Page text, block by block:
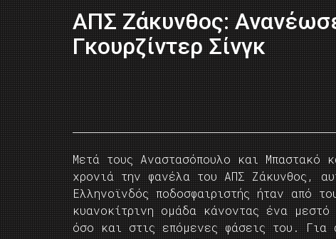
ΑΠΣ Ζάκυνθος:
Γκουρζίντερ Σίνγκ
Mετά τους Αναστασόπουλο και
χρονιά την φανέλα του ΑΠΣ Ζάκυνθος,
Ελληνοϊνδός ποδοσφαιριστής ήταν από
κυανοκίτρινη ομάδα κάνοντας ένα
όσο και στις επόμενες φάσεις του.